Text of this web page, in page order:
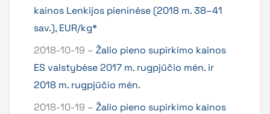
kainos Lenkijos pieninėse (2018 m. 38–41
sav.), EUR/kg*
2018-10-19 – Žalio pieno supirkimo kainos
ES valstybėse 2017 m. rugpjūčio mėn. ir
2018 m. rugpjūčio mėn.
2018-10-19 – Žalio pieno supirkimo kainos